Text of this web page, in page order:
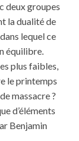
deux groupes
la dualité de
lequel ce
équilibre.
plus faibles,
le printemps
massacre ?
d’éléments
Benjamin